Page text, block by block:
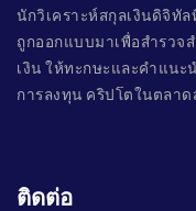
นักวิเคราะห์สกุลเงินดิจิทั
ถูกออกแบบมาเพื่อสำรวจ
เงิน ให้ทะกษะและคำแน
การลงทุน คริปโตในตลาด
ติดต่อ